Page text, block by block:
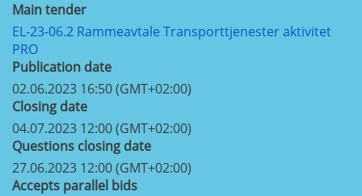
Main tender
EL-23-06.2 Rammeavtale Transporttjenester aktivitet
PRO
Publication date
02.06.2023 16:50 (GMT+02:00)
Closing date
04.07.2023 12:00 (GMT+02:00)
Questions closing date
27.06.2023 12:00 (GMT+02:00)
Accepts parallel bids